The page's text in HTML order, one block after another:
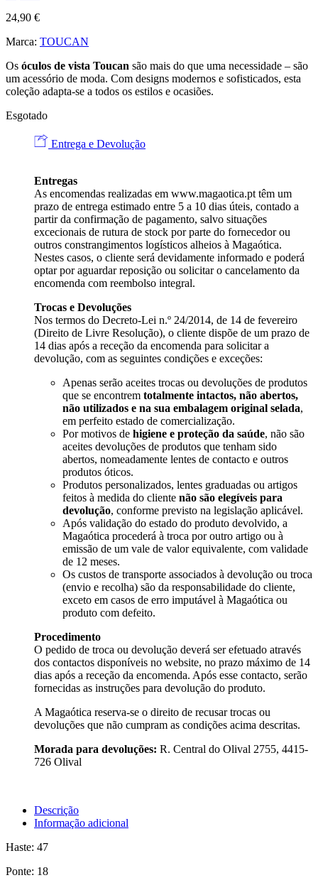
24,90 €
Marca: TOUCAN
Os óculos de vista Toucan são mais do que uma necessidade – são
um acessório de moda. Com designs modernos e sofisticados, esta
coleção adapta-se a todos os estilos e ocasiões.
Esgotado
Entrega e Devolução
Entregas
As encomendas realizadas em www.magaotica.pt têm um
prazo de entrega estimado entre 5 a 10 dias úteis, contado a
partir da confirmação de pagamento, salvo situações
excecionais de rutura de stock por parte do fornecedor ou
outros constrangimentos logísticos alheios à Magaótica.
Nestes casos, o cliente será devidamente informado e poderá
optar por aguardar reposição ou solicitar o cancelamento da
encomenda com reembolso integral.
Trocas e Devoluções
Nos termos do Decreto-Lei n.º 24/2014, de 14 de fevereiro
(Direito de Livre Resolução), o cliente dispõe de um prazo de
14 dias após a receção da encomenda para solicitar a
devolução, com as seguintes condições e exceções:
Apenas serão aceites trocas ou devoluções de produtos
que se encontrem totalmente intactos, não abertos,
não utilizados e na sua embalagem original selada,
em perfeito estado de comercialização.
Por motivos de higiene e proteção da saúde, não são
aceites devoluções de produtos que tenham sido
abertos, nomeadamente lentes de contacto e outros
produtos óticos.
Produtos personalizados, lentes graduadas ou artigos
feitos à medida do cliente não são elegíveis para
devolução, conforme previsto na legislação aplicável.
Após validação do estado do produto devolvido, a
Magaótica procederá à troca por outro artigo ou à
emissão de um vale de valor equivalente, com validade
de 12 meses.
Os custos de transporte associados à devolução ou troca
(envio e recolha) são da responsabilidade do cliente,
exceto em casos de erro imputável à Magaótica ou
produto com defeito.
Procedimento
O pedido de troca ou devolução deverá ser efetuado através
dos contactos disponíveis no website, no prazo máximo de 14
dias após a receção da encomenda. Após esse contacto, serão
fornecidas as instruções para devolução do produto.
A Magaótica reserva-se o direito de recusar trocas ou
devoluções que não cumpram as condições acima descritas.
Morada para devoluções: R. Central do Olival 2755, 4415-
726 Olival
Descrição
Informação adicional
Haste: 47
Ponte: 18